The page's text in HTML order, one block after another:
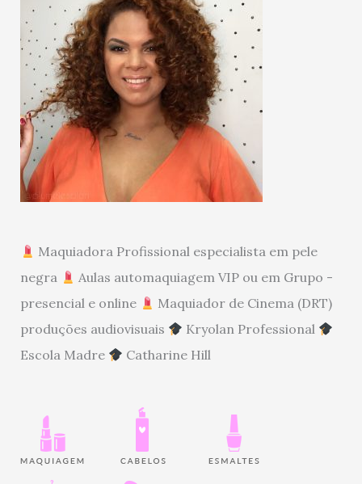
Maquiadora Profissional especialista em pele
negra
Aulas automaquiagem VIP ou em Grupo -
presencial e online
Maquiador de Cinema (DRT)
produções audiovisuais
Kryolan Professional
Escola Madre
Catharine Hill